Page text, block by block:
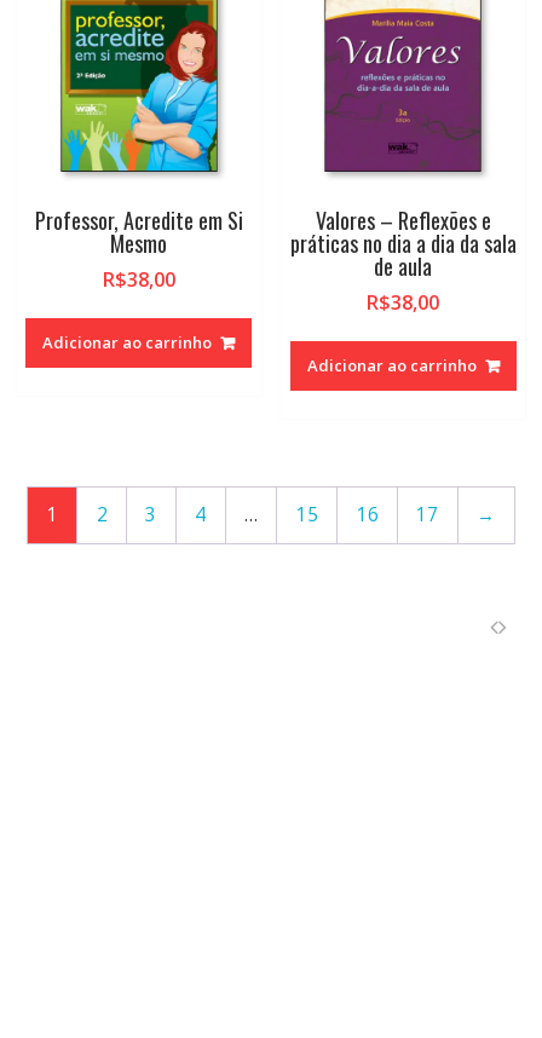
Professor, Acredite em Si
Mesmo
R$38,00
Adicionar ao carrinho
Valores – Reflexões e
práticas no dia a dia da sala
de aula
R$38,00
Adicionar ao carrinho
1 2 3 4 … 15 16 17 →